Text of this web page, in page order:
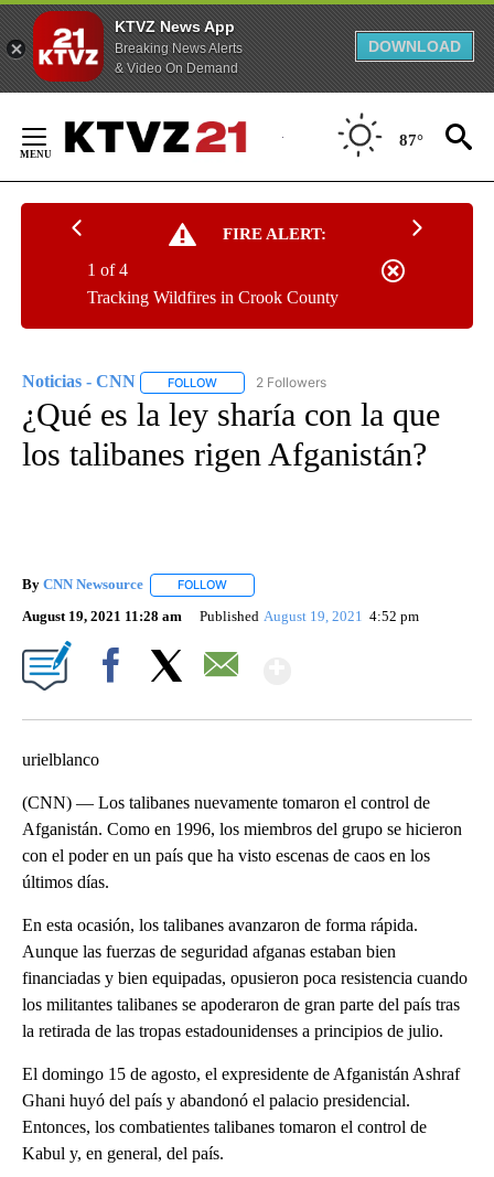
KTVZ News App
Breaking News Alerts
& Video On Demand
DOWNLOAD
Content
87°
FIRE ALERT:
Tracking Wildfires in Crook County
1 of 4
Noticias - CNN FOLLOW FOLLOW "NOTICIAS - CNN" TO RECEIVE
2 Followers
¿Qué es la ley sharía con la que
los talibanes rigen Afganistán?
By CNN Newsource FOLLOW
August 19, 2021 11:28 am Published August 19, 2021 4:52 pm
urielblanco
(CNN) — Los talibanes nuevamente tomaron el control de
Afganistán. Como en 1996, los miembros del grupo se hicieron
con el poder en un país que ha visto escenas de caos en los
últimos días.
En esta ocasión, los talibanes avanzaron de forma rápida.
Aunque las fuerzas de seguridad afganas estaban bien
financiadas y bien equipadas, opusieron poca resistencia cuando
los militantes talibanes se apoderaron de gran parte del país tras
la retirada de las tropas estadounidenses a principios de julio.
El domingo 15 de agosto, el expresidente de Afganistán Ashraf
Ghani huyó del país y abandonó el palacio presidencial.
Entonces, los combatientes talibanes tomaron el control de
Kabul y, en general, del país.